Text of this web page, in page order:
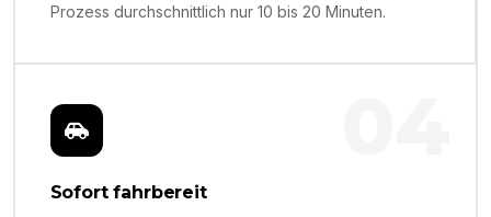
Prozess durchschnittlich nur 10 bis 20 Minuten.
Sofort fahrbereit